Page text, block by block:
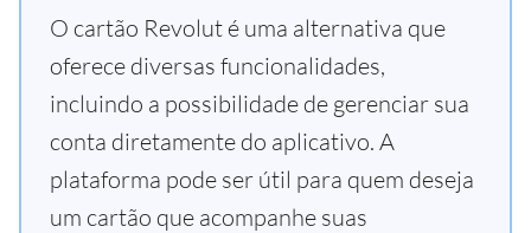
O cartão Revolut é uma alternativa que
oferece diversas funcionalidades,
incluindo a possibilidade de gerenciar sua
conta diretamente do aplicativo. A
plataforma pode ser útil para quem deseja
um cartão que acompanhe suas